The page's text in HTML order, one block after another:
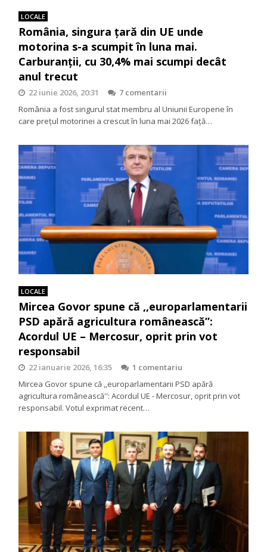
LOCALE
România, singura țară din UE unde
motorina s-a scumpit în luna mai.
Carburanții, cu 30,4% mai scumpi decât
anul trecut
22 iunie 2026, 20:31
7 comentarii
România a fost singurul stat membru al Uniunii Europene în
care prețul motorinei a crescut în luna mai 2026 față…
LOCALE
Mircea Govor spune că ,,europarlamentarii
PSD apără agricultura românească”:
Acordul UE – Mercosur, oprit prin vot
responsabil
22 ianuarie 2026, 16:35
1 comentariu
Mircea Govor spune că ,,europarlamentarii PSD apără
agricultura românească'': Acordul UE - Mercosur, oprit prin vot
responsabil. Votul exprimat recent…